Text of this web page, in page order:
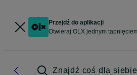
Przejdź do aplikacji
Otwieraj OLX jednym
Znajdź coś dla siebie